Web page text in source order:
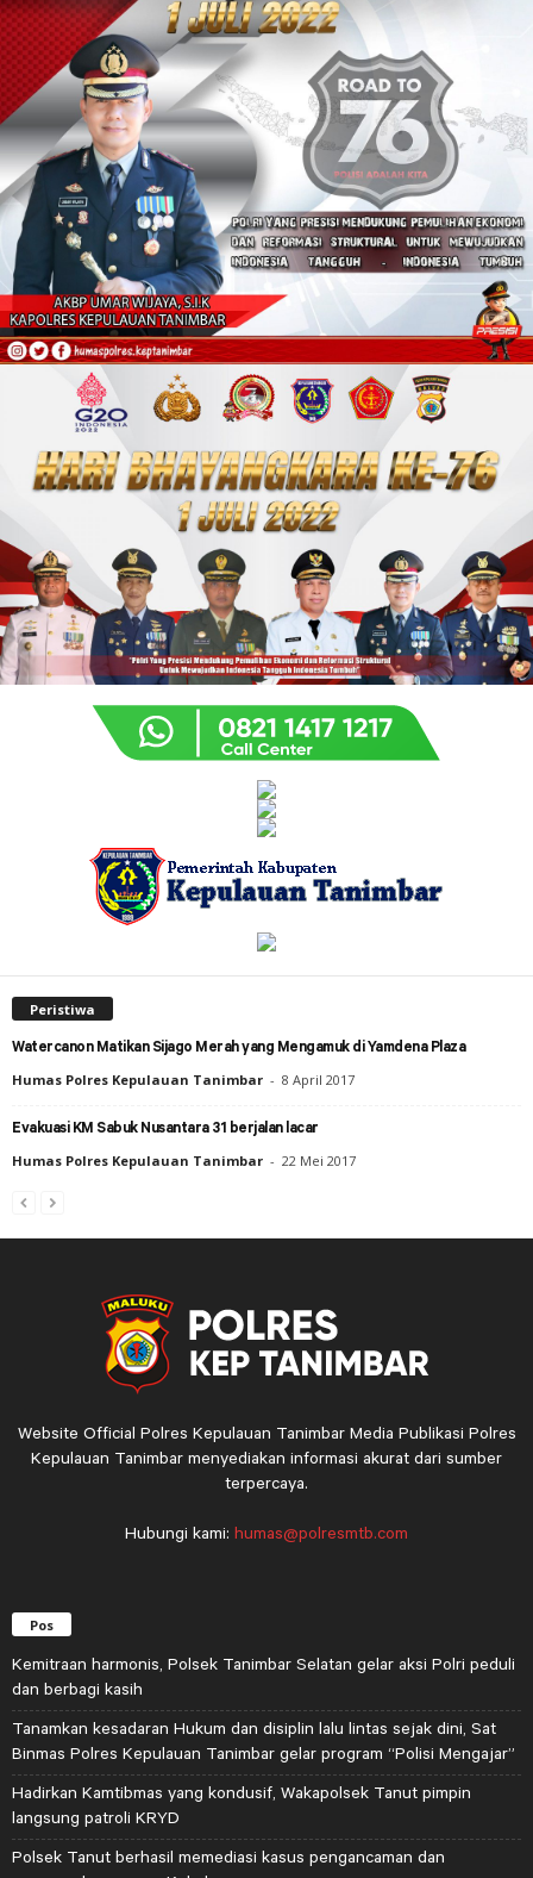
Peristiwa
Watercanon Matikan Sijago Merah yang Mengamuk di Yamdena Plaza
Humas Polres Kepulauan Tanimbar - 8 April 2017
Evakuasi KM Sabuk Nusantara 31 berjalan lacar
Humas Polres Kepulauan Tanimbar - 22 Mei 2017
Website Official Polres Kepulauan Tanimbar Media Publikasi Polres
Kepulauan Tanimbar menyediakan informasi akurat dari sumber
terpercaya.
Hubungi kami: humas@polresmtb.com
Pos
Kemitraan harmonis, Polsek Tanimbar Selatan gelar aksi Polri peduli
dan berbagi kasih
Tanamkan kesadaran Hukum dan disiplin lalu lintas sejak dini, Sat
Binmas Polres Kepulauan Tanimbar gelar program “Polisi Mengajar”
Hadirkan Kamtibmas yang kondusif, Wakapolsek Tanut pimpin
langsung patroli KRYD
Polsek Tanut berhasil memediasi kasus pengancaman dan